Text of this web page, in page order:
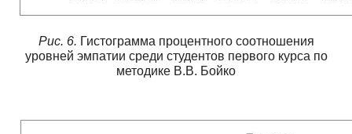
Рис. 6. Гистограмма процентного соотношения
уровней эмпатии среди студентов первого курса по
методике В.В. Бойко